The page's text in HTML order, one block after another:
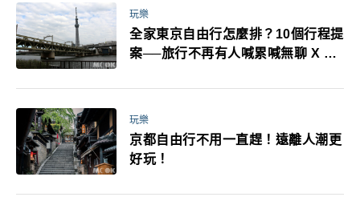
玩樂
全家東京自由行怎麼排？10個行程提
案──旅行不再有人喊累喊無聊 X 爸
玩樂
京都自由行不用一直趕！遠離人潮更
好玩！